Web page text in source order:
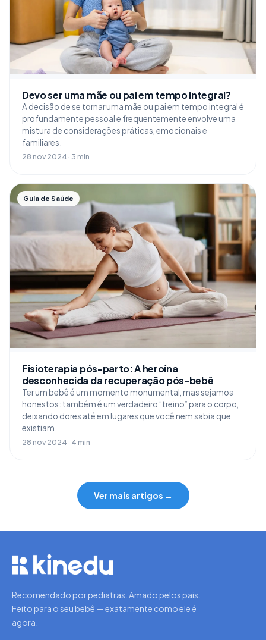
Devo ser uma mãe ou pai em tempo integral?
A decisão de se tornar uma mãe ou pai em tempo integral é
profundamente pessoal e frequentemente envolve uma
mistura de considerações práticas, emocionais e
familiares.
28 nov 2024 · 3 min
Guia de Saúde
Fisioterapia pós-parto: A heroína
desconhecida da recuperação pós-bebê
Ter um bebê é um momento monumental, mas sejamos
honestos: também é um verdadeiro “treino” para o corpo,
deixando dores até em lugares que você nem sabia que
existiam.
28 nov 2024 · 4 min
Ver mais artigos →
Recomendado por pediatras. Amado pelos pais.
Feito para o seu bebê — exatamente como ele é
agora.